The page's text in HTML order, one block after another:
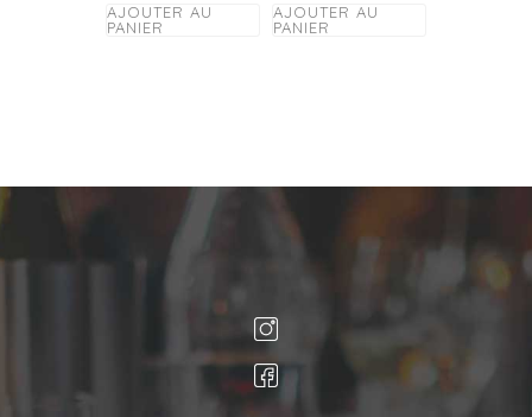
AJOUTER AU
PANIER
AJOUTER AU
PANIER